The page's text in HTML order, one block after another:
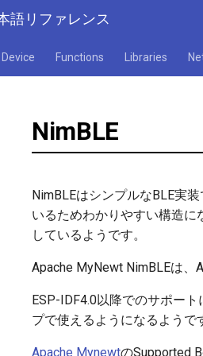
語リファレンス
Device Functions Libraries
NimBLE
NimBLEはシンプルなBLE実
いるためわかりやすい構造に
しているようです。
Apache MyNewt NimBLEは、
ESP-IDF4.0以降でのサポー
プで使えるようになるようで
Apache MynewtのSupported